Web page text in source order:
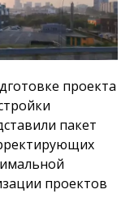
проекта
пакет
проектов